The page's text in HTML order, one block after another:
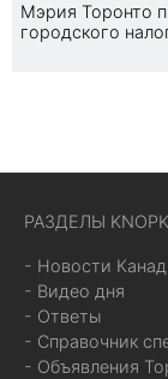
Мэрия Торонто
городского
РАЗДЕЛЫ
- Новости
- Видео дня
- Ответы
- Справочник
- Объявления